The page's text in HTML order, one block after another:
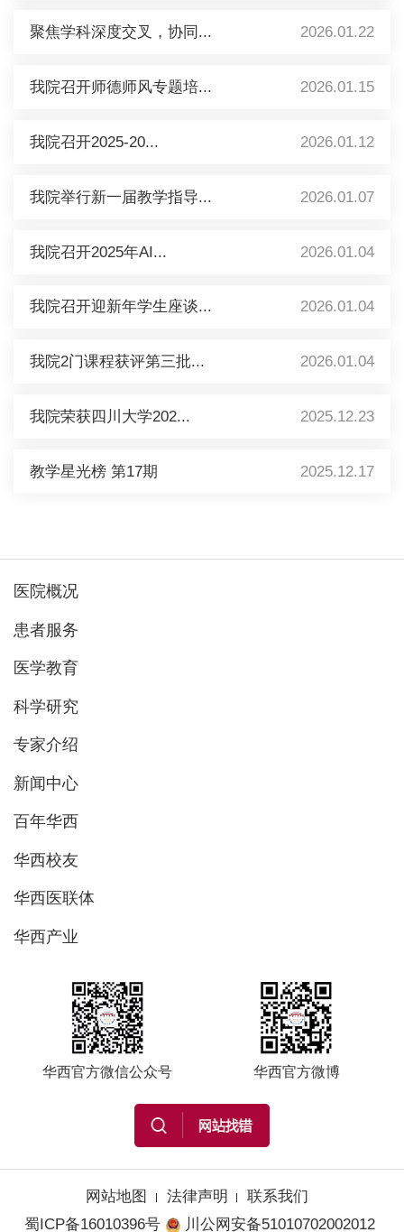
聚焦学科深度交叉，协同... 2026.01.22
我院召开师德师风专题培... 2026.01.15
我院召开2025-20... 2026.01.12
我院举行新一届教学指导... 2026.01.07
我院召开2025年AI... 2026.01.04
我院召开迎新年学生座谈... 2026.01.04
我院2门课程获评第三批... 2026.01.04
我院荣获四川大学202... 2025.12.23
教学星光榜 第17期 2025.12.17
医院概况
患者服务
医学教育
科学研究
专家介绍
新闻中心
百年华西
华西校友
华西医联体
华西产业
华西官方微信公众号 华西官方微博
网站地图 法律声明
联系我们
蜀ICP备16010396号
川公网安备51010702002012